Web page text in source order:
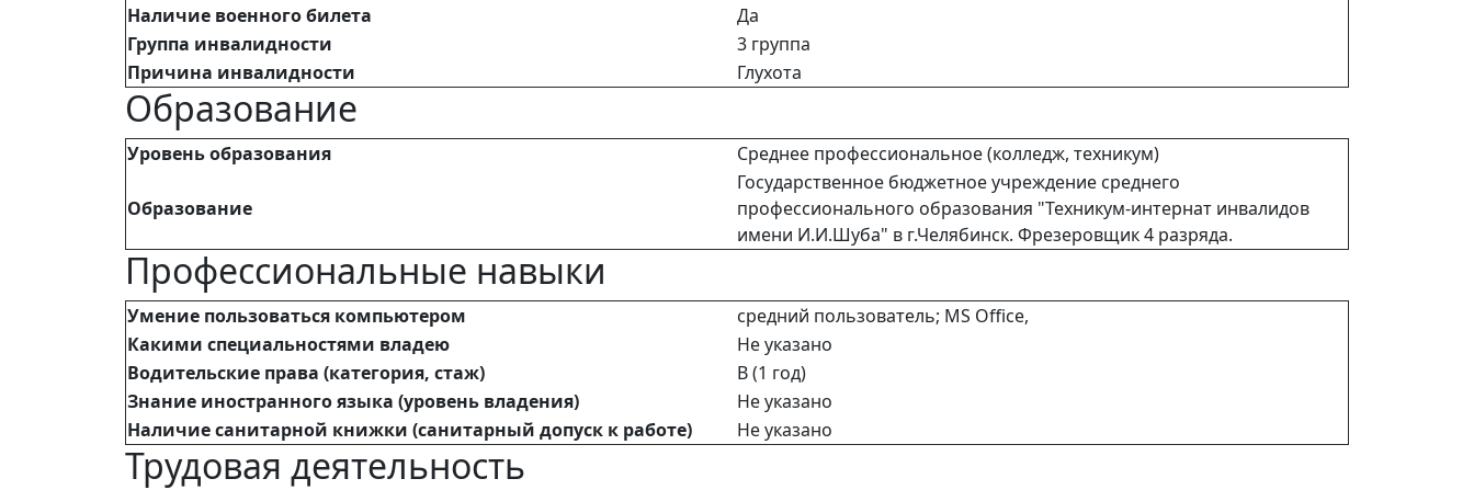
Наличие военного билета
Да
Группа инвалидности
3 группа
Причина инвалидности
Глухота
Образование
Уровень образования Среднее профессиональное (колледж, техникум)
Образование
Государственное бюджетное учреждение среднего
профессионального образования "Техникум-интернат инвалидов
имени И.И.Шуба" в г.Челябинск. Фрезеровщик 4 разряда.
Профессиональные навыки
Умение пользоваться компьютером
средний пользователь; MS Office,
Какими специальностями владею
Не указано
Водительские права (категория, стаж)
В (1 год)
Знание иностранного языка (уровень владения)
Не указано
Наличие санитарной книжки (санитарный допуск к работе)
Не указано
Трудовая деятельность